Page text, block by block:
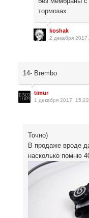
тормозах
koshak
2 декабря
14- Brembo
timur
1 декабря 2017, 15:22
Точно)
В продаже вроде
насколько помню